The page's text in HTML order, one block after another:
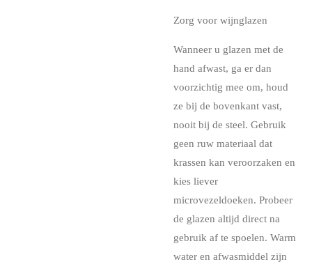
Zorg voor wijnglazen
Wanneer u glazen met de
hand afwast, ga er dan
voorzichtig mee om, houd
ze bij de bovenkant vast,
nooit bij de steel. Gebruik
geen ruw materiaal dat
krassen kan veroorzaken en
kies liever
microvezeldoeken. Probeer
de glazen altijd direct na
gebruik af te spoelen. Warm
water en afwasmiddel zijn